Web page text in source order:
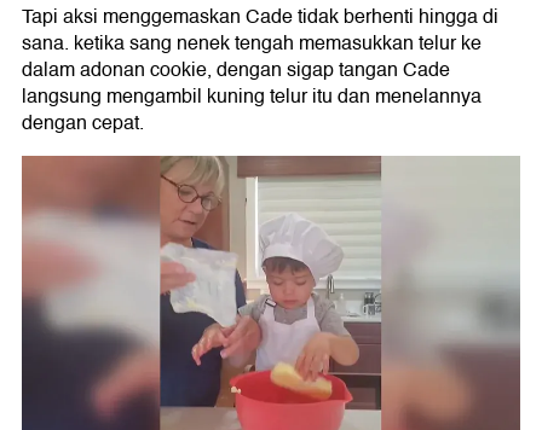
Tapi aksi menggemaskan Cade tidak berhenti hingga di
sana. ketika sang nenek tengah memasukkan telur ke
dalam adonan cookie, dengan sigap tangan Cade
langsung mengambil kuning telur itu dan menelannya
dengan cepat.